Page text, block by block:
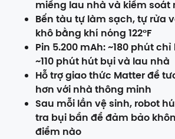
miếng lau nhà và kiểm soát
Bến tàu tự làm sạch, tự rửa
khô bằng khí nóng 122°F
Pin 5.200 mAh: ~180 phút
~110 phút hút bụi và lau nhà
Hỗ trợ giao thức Matter để
hơn với nhà thông minh
Sau mỗi lần vệ sinh, robot
tra bụi bẩn để đảm bảo
điểm nào